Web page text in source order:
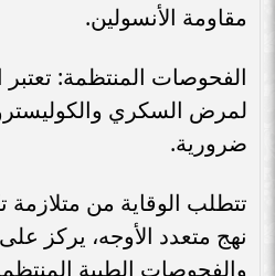
مقاومة الأنسولين.
الفحوصات المنتظمة:
لمرض السكري
ضرورية.
تتطلب الوقاية من متلازمة
نهج متعدد الأوجه، يركز
والفحوصات الطبية